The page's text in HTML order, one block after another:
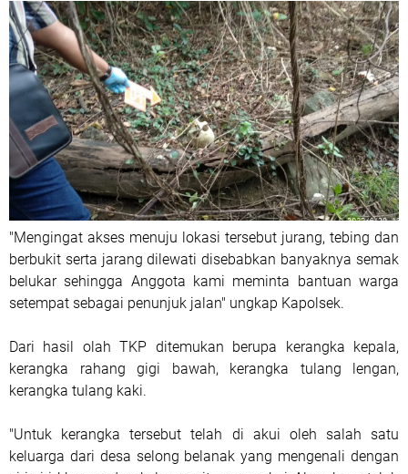
"Mengingat akses menuju lokasi tersebut jurang, tebing dan
berbukit serta jarang dilewati disebabkan banyaknya semak
belukar sehingga Anggota kami meminta bantuan warga
setempat sebagai penunjuk jalan" ungkap Kapolsek.
Dari hasil olah TKP ditemukan berupa kerangka kepala,
kerangka rahang gigi bawah, kerangka tulang lengan,
kerangka tulang kaki.
"Untuk kerangka tersebut telah di akui oleh salah satu
keluarga dari desa selong belanak yang mengenali dengan